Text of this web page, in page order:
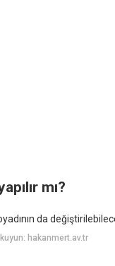
mı?
da
hakanmert.av.tr